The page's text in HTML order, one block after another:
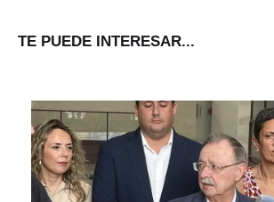
TE PUEDE INTERESAR...